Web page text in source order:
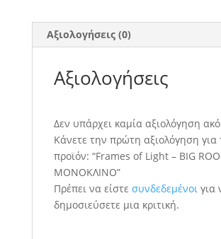
ποσότητα
Αξιολογήσεις (0)
Αξιολογήσεις
Δεν υπάρχει καμία αξιολόγηση
Κάνετε την πρώτη αξιολόγηση για
προϊόν: “Frames of Light – BIG
ΜΟΝΟΚΛΙΝΟ”
Πρέπει να είστε συνδεδεμένοι για
δημοσιεύσετε μια κριτική.